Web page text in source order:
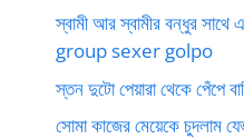
স্বামী আর স্বামীর বন্ধুর
group sexer golpo
স্তন দুটো পেয়ারা থেকে পেঁপে
সোমা কাজের মেয়েকে